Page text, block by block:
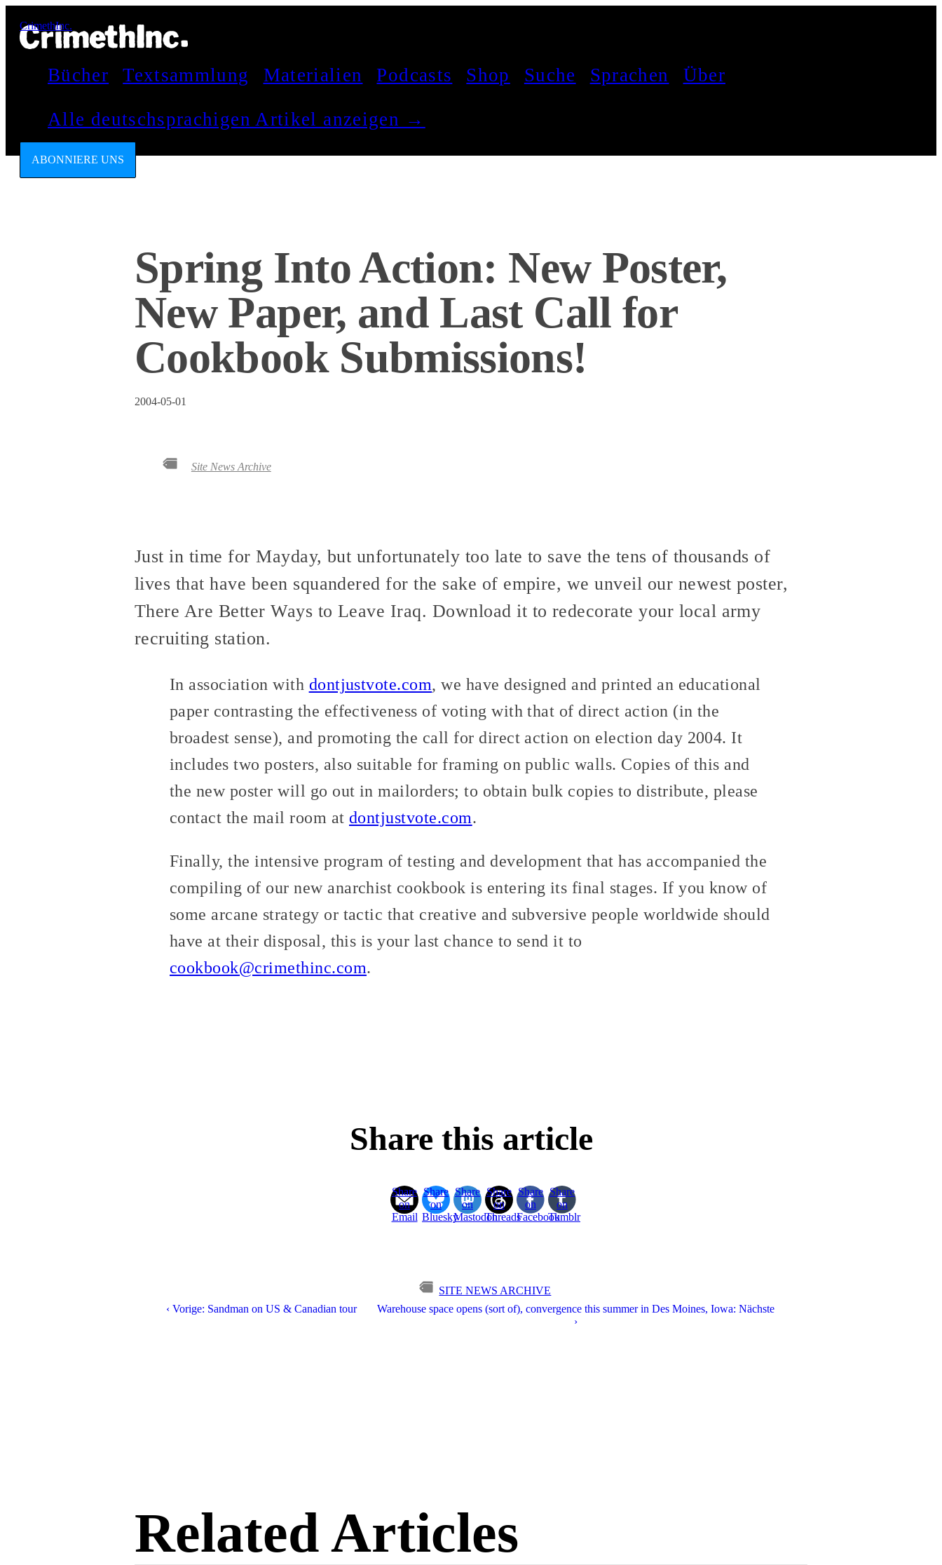
CrimethInc.
Bücher Textsammlung Materialien Podcasts Shop Suche Sprachen Über
Alle deutschsprachigen Artikel anzeigen →
ABONNIERE UNS
Spring Into Action: New Poster,
New Paper, and Last Call for
Cookbook Submissions!
2004-05-01
Site News Archive
Just in time for Mayday, but unfortunately too late to save the tens of thousands of
lives that have been squandered for the sake of empire, we unveil our newest poster,
There Are Better Ways to Leave Iraq. Download it to redecorate your local army
recruiting station.
In association with dontjustvote.com, we have designed and printed an educational
paper contrasting the effectiveness of voting with that of direct action (in the
broadest sense), and promoting the call for direct action on election day 2004. It
includes two posters, also suitable for framing on public walls. Copies of this and
the new poster will go out in mailorders; to obtain bulk copies to distribute, please
contact the mail room at dontjustvote.com.
Finally, the intensive program of testing and development that has accompanied the
compiling of our new anarchist cookbook is entering its final stages. If you know of
some arcane strategy or tactic that creative and subversive people worldwide should
have at their disposal, this is your last chance to send it to
cookbook@crimethinc.com.
Share this article
Share
on
Email
Share
on
Bluesky
Share
on
Mastodon
Share
on
Threads
Share
on
Facebook
Share
on
Tumblr
SITE NEWS ARCHIVE
‹ Vorige: Sandman on US & Canadian tour
Warehouse space opens (sort of), convergence this summer in Des Moines, Iowa: Nächste
›
Related Articles